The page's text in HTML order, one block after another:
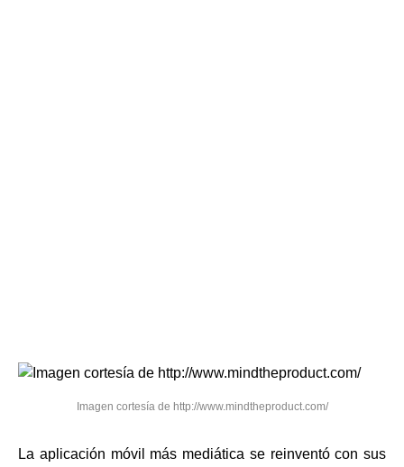
Imagen cortesía de http://www.mindtheproduct.com/
La aplicación móvil más mediática se reinventó con sus